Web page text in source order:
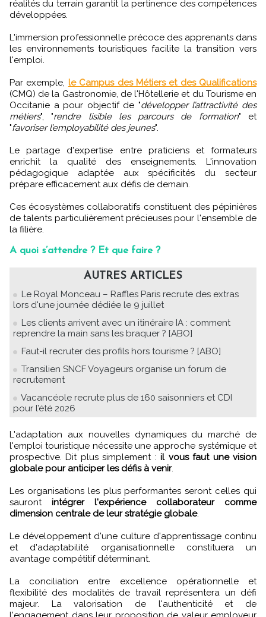
réalités du terrain garantit la pertinence des compétences
développées.
L'immersion professionnelle précoce des apprenants dans
les environnements touristiques facilite la transition vers
l'emploi.
Par exemple, le Campus des Métiers et des Qualifications
(CMQ) de la Gastronomie, de l'Hôtellerie et du Tourisme en
Occitanie a pour objectif de "développer l’attractivité des
métiers", "rendre lisible les parcours de formation" et
"favoriser l’employabilité des jeunes".
Le partage d'expertise entre praticiens et formateurs
enrichit la qualité des enseignements. L'innovation
pédagogique adaptée aux spécificités du secteur
prépare efficacement aux défis de demain.
Ces écosystèmes collaboratifs constituent des pépinières
de talents particulièrement précieuses pour l'ensemble de
la filière.
A quoi s’attendre ? Et que faire ?
AUTRES ARTICLES
Le Royal Monceau – Raffles Paris recrute des extras
lors d'une journée dédiée le 9 juillet
Les clients arrivent avec un itinéraire IA : comment
reprendre la main sans les braquer ? [ABO]
Faut-il recruter des profils hors tourisme ? [ABO]
Transilien SNCF Voyageurs organise un forum de
recrutement
Vacancéole recrute plus de 160 saisonniers et CDI
pour l’été 2026
L'adaptation aux nouvelles dynamiques du marché de
l'emploi touristique nécessite une approche systémique et
prospective. Dit plus simplement :il vous faut une vision
globale pour anticiper les défis à venir.
Les organisations les plus performantes seront celles qui
sauront intégrer l'expérience collaborateur comme
dimension centrale de leur stratégie globale.
Le développement d'une culture d'apprentissage continu
et d'adaptabilité organisationnelle constituera un
avantage compétitif déterminant.
La conciliation entre excellence opérationnelle et
flexibilité des modalités de travail représentera un défi
majeur. La valorisation de l'authenticité et de